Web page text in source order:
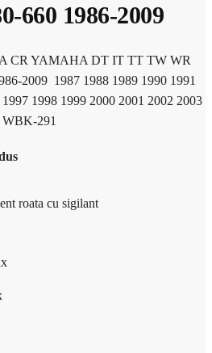
660 1986-2009
CR YAMAHA DT IT TT TW WR
2009 1987 1988 1989 1990 1991
1998 1999 2000 2001 2002 2003
WBK-291
roata cu sigilant